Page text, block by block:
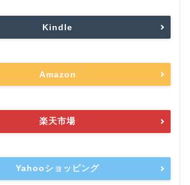
Kindle
Amazon
楽天市場
Yahooショッピング